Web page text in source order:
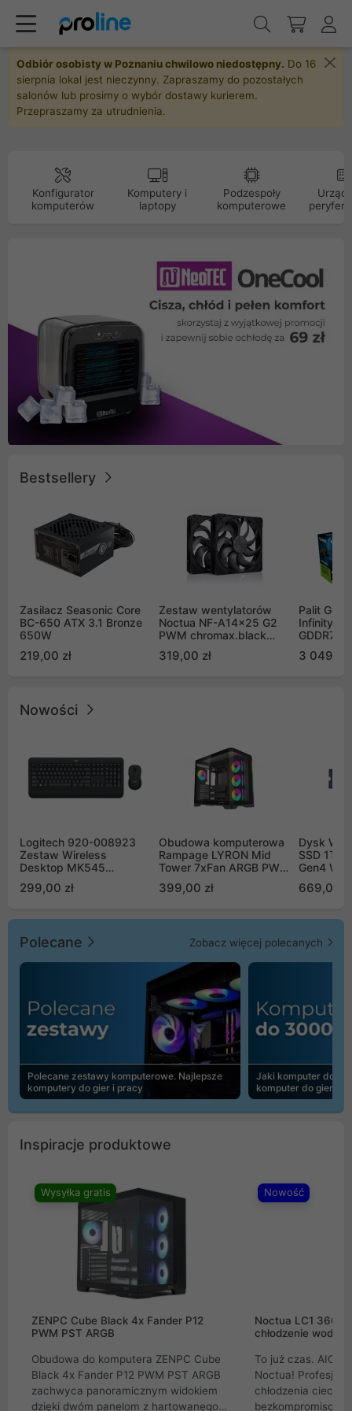
Odbiór osobisty w Poznaniu chwilowo niedostępny. Do 16
sierpnia lokal jest nieczynny. Zapraszamy do pozostałych
salonów lub prosimy o wybór dostawy kurierem.
Przepraszamy za utrudnienia.
Konfigurator
komputerów
Komputery i
laptopy
Podzespoły
komputerowe
Bestsellery
Zasilacz Seasonic Core
BC-650 ATX 3.1 Bronze
650W
219,00 zł
Zestaw wentylatorów
Noctua NF-A14x25 G2
PWM chromax.black
Push Pull (2szt)
319,00 zł
Palit
Infinity 3
GDDR7
GB2050S)
3 049,00
Nowości
Logitech 920-008923
Zestaw Wireless
Desktop MK545
299,00 zł
Obudowa komputerowa
Rampage LYRON Mid
Tower 7xFan ARGB PWM
399,00 zł
Dysk WD
SSD 1TB
Gen4
669,00
Polecane Zobacz więcej polecanych
Polecane zestawy komputerowe. Najlepsze
komputery do gier i pracy
Jaki komputer do
komputer do gier |
Inspiracje produktowe
Wysyłka gratis
ZENPC Cube Black 4x Fander P12
PWM PST ARGB
Obudowa do komputera ZENPC Cube
Black 4x Fander P12 PWM PST ARGB
zachwyca panoramicznym widokiem
dzięki dwóm panelom z hartowanego
Nowość
Noctua LC1
chłodzenie wodne
To już czas. AIO
Noctua!
chłodzenia cieczą